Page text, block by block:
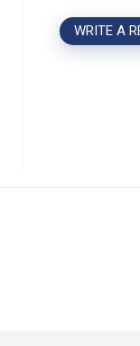
WRITE A